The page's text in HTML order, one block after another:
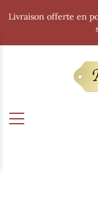
Livraison offerte en